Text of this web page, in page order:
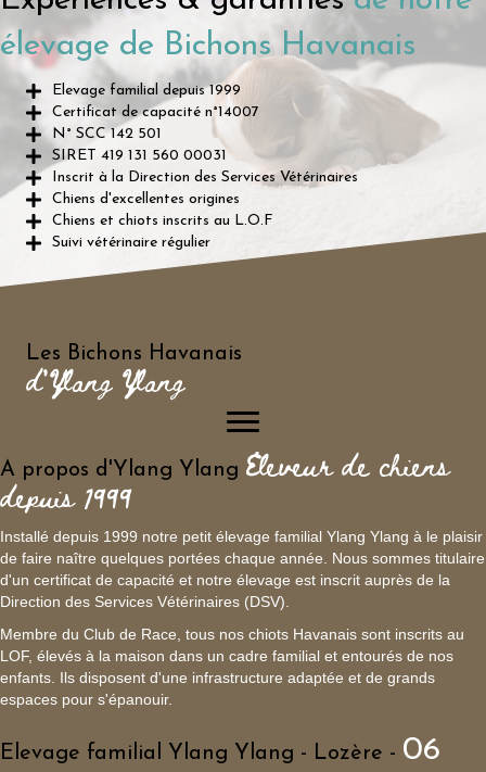
Mai
Chiots Bichons Havanais
Bichon havanais /chiots havanais
L'élevage / vidéo havanais
Découvrez nos adorables nouveaux chiots
bichons havanais, nés récemment dans
notre élevage familial ! Dans cette vidéo,
vous pourrez admirer leur douce fourrure,
leur énergie débordante et leur irrésistible
24
🐾🌟 Nos adorables petits